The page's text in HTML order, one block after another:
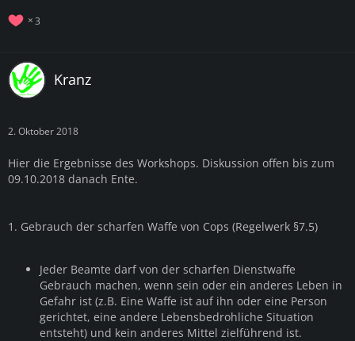
3
Kranz
2. Oktober 2018
Hier die Ergebnisse des Workshops. Diskussion offen bis zum
09.10.2018 danach Ente.
1. Gebrauch der scharfen Waffe von Cops (Regelwerk §7.5)
Jeder Beamte darf von der scharfen Dienstwaffe
Gebrauch machen, wenn sein oder ein anderes Leben in
Gefahr ist (z.B. Eine Waffe ist auf ihn oder eine Person
gerichtet, eine andere Lebensbedrohliche Situation
entsteht) und kein anderes Mittel zielführend ist.